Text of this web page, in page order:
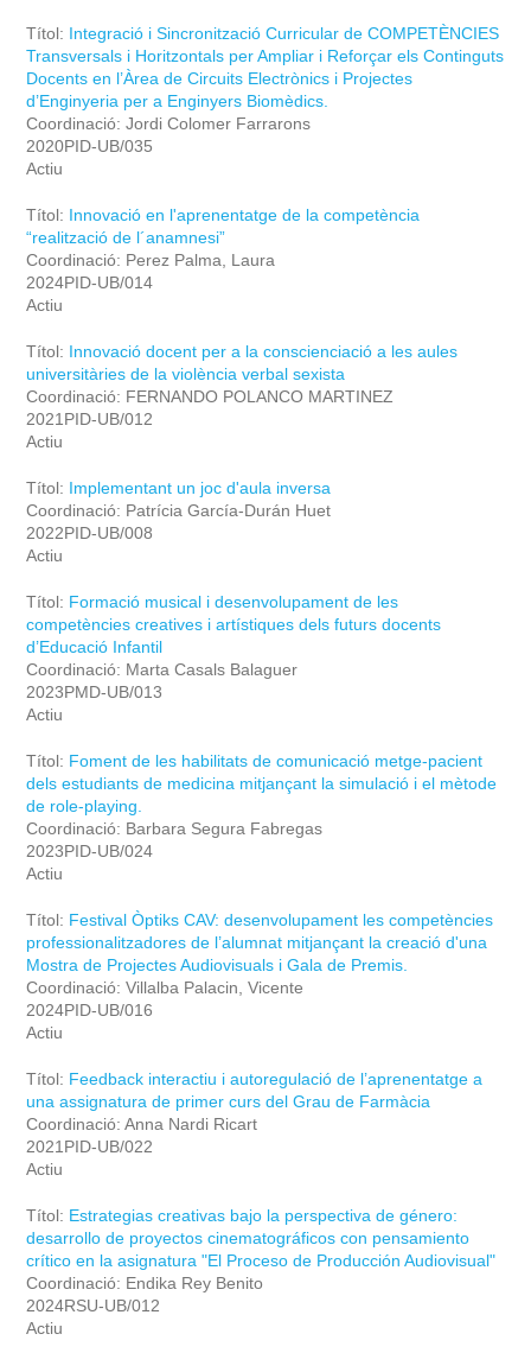
Títol: Integració i Sincronització Curricular de COMPETÈNCIES
Transversals i Horitzontals per Ampliar i Reforçar els Continguts
Docents en l’Àrea de Circuits Electrònics i Projectes
d’Enginyeria per a Enginyers Biomèdics.
Coordinació: Jordi Colomer Farrarons
2020PID-UB/035
Actiu
Títol: Innovació en l'aprenentatge de la competència
“realització de l´anamnesi”
Coordinació: Perez Palma, Laura
2024PID-UB/014
Actiu
Títol: Innovació docent per a la conscienciació a les aules
universitàries de la violència verbal sexista
Coordinació: FERNANDO POLANCO MARTINEZ
2021PID-UB/012
Actiu
Títol: Implementant un joc d'aula inversa
Coordinació: Patrícia García-Durán Huet
2022PID-UB/008
Actiu
Títol: Formació musical i desenvolupament de les
competències creatives i artístiques dels futurs docents
d’Educació Infantil
Coordinació: Marta Casals Balaguer
2023PMD-UB/013
Actiu
Títol: Foment de les habilitats de comunicació metge-pacient
dels estudiants de medicina mitjançant la simulació i el mètode
de role-playing.
Coordinació: Barbara Segura Fabregas
2023PID-UB/024
Actiu
Títol: Festival Òptiks CAV: desenvolupament les competències
professionalitzadores de l’alumnat mitjançant la creació d'una
Mostra de Projectes Audiovisuals i Gala de Premis.
Coordinació: Villalba Palacin, Vicente
2024PID-UB/016
Actiu
Títol: Feedback interactiu i autoregulació de l’aprenentatge a
una assignatura de primer curs del Grau de Farmàcia
Coordinació: Anna Nardi Ricart
2021PID-UB/022
Actiu
Títol: Estrategias creativas bajo la perspectiva de género:
desarrollo de proyectos cinematográficos con pensamiento
crítico en la asignatura "El Proceso de Producción Audiovisual"
Coordinació: Endika Rey Benito
2024RSU-UB/012
Actiu